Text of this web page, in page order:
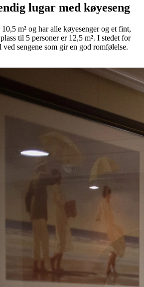
lugar med køyeseng
m² og har alle køyesenger og et fint,
til 5 personer er 12,5 m². I stedet for
sengene som gir en god romfølelse.